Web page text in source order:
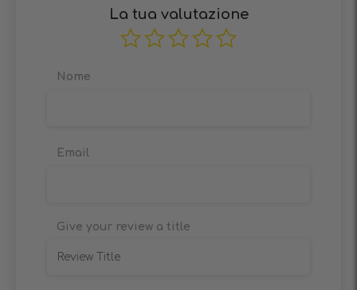
Give your review a title
La tua valutazione
Nome
Email